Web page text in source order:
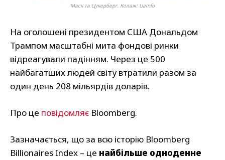
Маск та Цукерберг. Колаж: Uainfo
На оголошені президентом США Дональдом
Трампом масштабні мита фондові ринки
відреагували падінням. Через це 500
найбагатших людей світу втратили разом за
один день 208 мільярдів доларів.
Про це повідомляє Bloomberg.
Зазначається, що за всю історію Bloomberg
Billionaires Index – це найбільше одноденне